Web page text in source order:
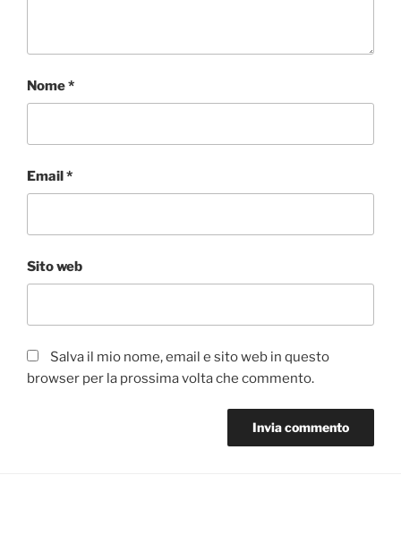
Nome*
Email*
Sito web
Salva il mio nome, email e sito web in questo
browser per la prossima volta che commento.